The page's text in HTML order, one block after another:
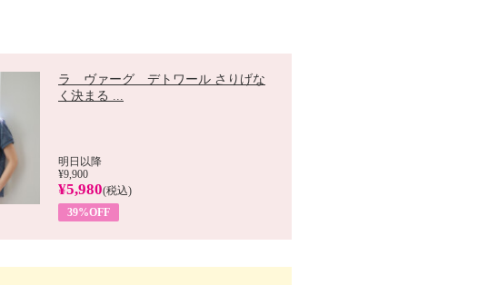
ラ ヴァーグ デトワール さりげな
く決まる ...
明日以降
¥9,900
¥5,980(税込)
39%OFF